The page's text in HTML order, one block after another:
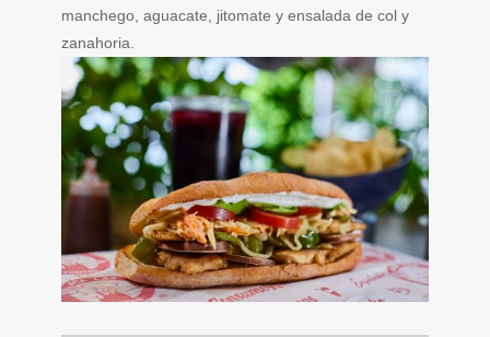
manchego, aguacate, jitomate y ensalada de col y
zanahoria.